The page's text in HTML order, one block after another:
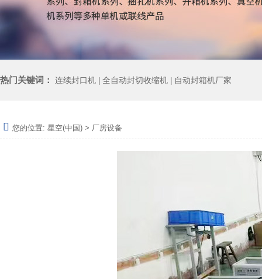
热门关键词： 连续封口机 全自动封切收缩机 自动封箱机厂家
您的位置: 星空(中国) > 厂房设备